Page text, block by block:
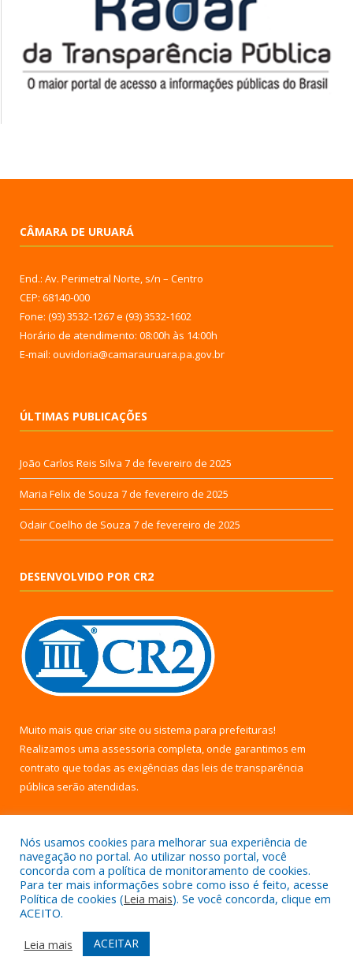
CÂMARA DE URUARÁ
End.: Av. Perimetral Norte, s/n – Centro
CEP: 68140-000
Fone: (93) 3532-1267 e (93) 3532-1602
Horário de atendimento: 08:00h às 14:00h
E-mail: ouvidoria@camarauruara.pa.gov.br
ÚLTIMAS PUBLICAÇÕES
João Carlos Reis Silva 7 de fevereiro de 2025
Maria Felix de Souza 7 de fevereiro de 2025
Odair Coelho de Souza 7 de fevereiro de 2025
DESENVOLVIDO POR CR2
Muito mais que criar site ou sistema para prefeituras!
Realizamos uma assessoria completa, onde garantimos em
contrato que todas as exigências das leis de transparência
pública serão atendidas.
Todos os direitos reservados a Câmara Municipal de Uruará.
Mapa do Site
Acessar Área Administrativa
Acessar Webmail
Nós usamos cookies para melhorar sua experiência de
navegação no portal. Ao utilizar nosso portal, você
concorda com a política de monitoramento de cookies.
Para ter mais informações sobre como isso é feito, acesse
Política de cookies (Leia mais). Se você concorda, clique em
ACEITO.
Leia mais
ACEITAR